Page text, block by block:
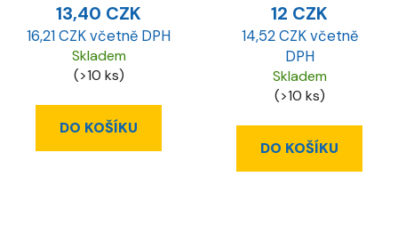
13,40 CZK
16,21 CZK včetně DPH
Skladem
(>10 ks)
DO KOŠÍKU
12 CZK
14,52 CZK včetně
DPH
Skladem
(>10 ks)
DO KOŠÍKU